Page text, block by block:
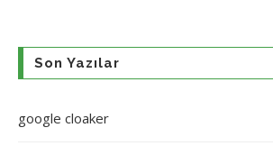
Son Yazılar
google cloaker